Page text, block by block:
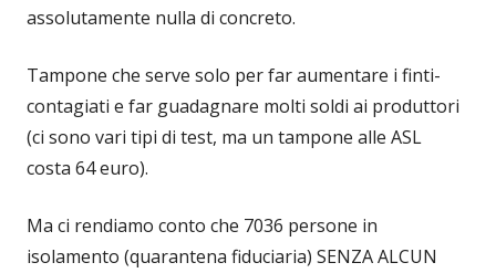
assolutamente nulla di concreto.
Tampone che serve solo per far aumentare i finti-
contagiati e far guadagnare molti soldi ai produttori
(ci sono vari tipi di test, ma un tampone alle ASL
costa 64 euro).
Ma ci rendiamo conto che 7036 persone in
isolamento (quarantena fiduciaria) SENZA ALCUN